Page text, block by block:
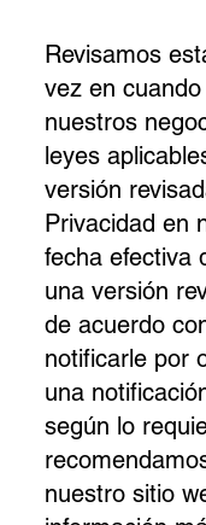
Revisamos
vez en
nuestros
leyes
versión
Privacidad en
fecha efectiva
una versión
de acuerdo
notificarle por
una
según lo
nuestro sitio